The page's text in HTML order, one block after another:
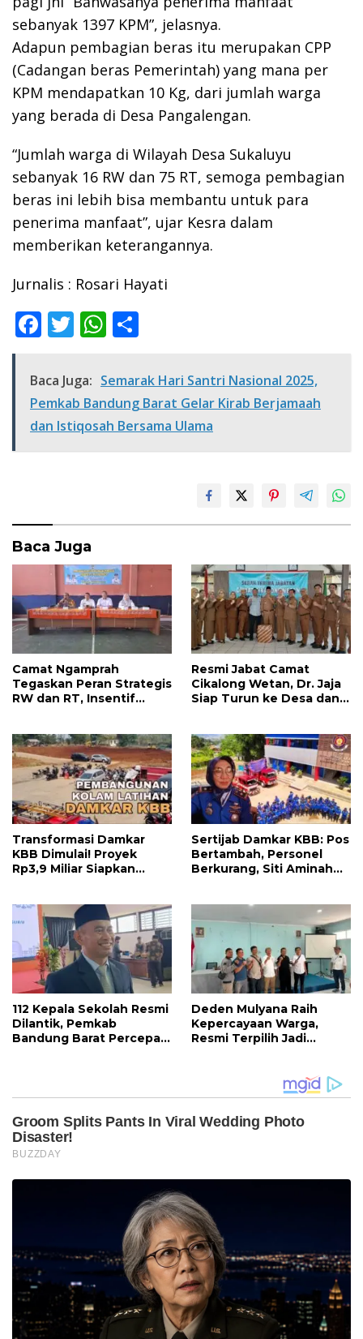
sebanyak 1397 KPM”, jelasnya.
Adapun pembagian beras itu merupakan CPP
(Cadangan beras Pemerintah) yang mana per
KPM mendapatkan 10 Kg, dari jumlah warga
yang berada di Desa Pangalengan.
“Jumlah warga di Wilayah Desa Sukaluyu
sebanyak 16 RW dan 75 RT, semoga pembagian
beras ini lebih bisa membantu untuk para
penerima manfaat”, ujar Kesra dalam
memberikan keterangannya.
Jurnalis : Rosari Hayati
F
e
b
o
o
T
itt
er
W
at
s
A
p
ar
e
Baca Juga: Semarak Hari Santri Nasional 2025,
Pemkab Bandung Barat Gelar Kirab Berjamaah
dan Istiqosah Bersama Ulama
Baca Juga
Camat Ngamprah
Tegaskan Peran Strategis
RW dan RT, Insentif
Pengabdian
Resmi Jabat Camat
Cikalong Wetan, Dr. Jaja
Siap Turun ke Desa dan
Lebih Maju
Transformasi Damkar
KBB Dimulai! Proyek
Rp3,9 Miliar Siapkan
Sertijab Damkar KBB: Pos
Bertambah, Personel
Berkurang, Siti Aminah
112 Kepala Sekolah Resmi
Dilantik, Pemkab
Bandung Barat Percepat
Deden Mulyana Raih
Kepercayaan Warga,
Resmi Terpilih Jadi